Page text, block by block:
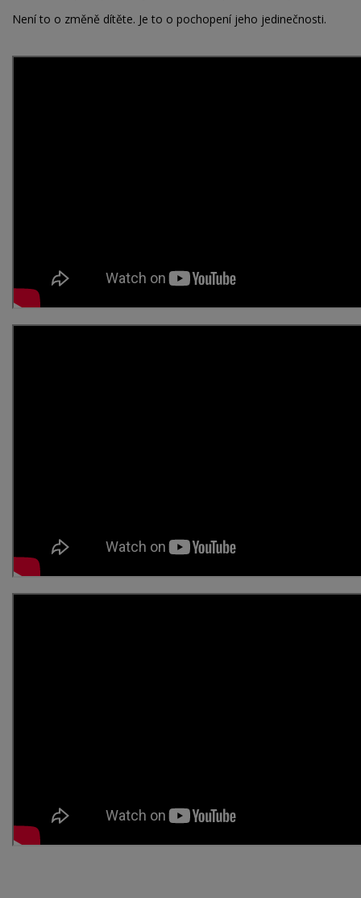
Není to o změně dítěte. Je to o pochopení jeho jedinečnosti.